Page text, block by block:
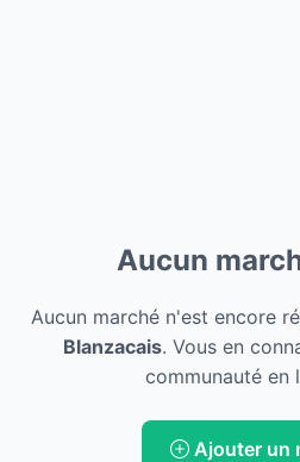
Aucun
Aucun marché n'est encore
Blanzacais. Vous en
communauté en
Ajouter un